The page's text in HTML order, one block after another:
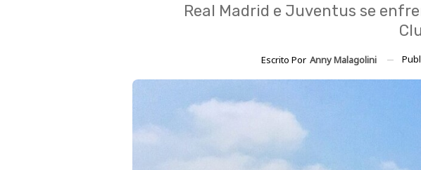
Real Madrid e Juventus se
Escrito Por Anny Malagolini